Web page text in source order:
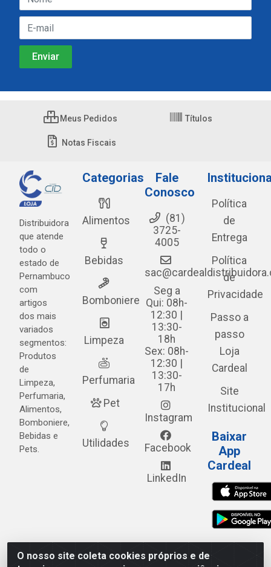
O nosso site coleta cookies próprios e de
Meus Pedidos Títulos
Notas Fiscais
Distribuidora
que atende
todo o
estado de
Pernambuco
com
artigos
dos mais
variados
segmentos:
Produtos
de
Limpeza,
Perfumaria,
Alimentos,
Bomboniere,
Bebidas e
Pets.
Categorias
Alimentos
Bebidas
Bomboniere
Limpeza
Perfumaria
Pet
Utilidades
Fale
Conosco
(81)
3725-
4005
Seg a
Qui: 08h-
12:30 |
13:30-
18h
Sex: 08h-
12:30 |
13:30-
17h
Instagram
Facebook
LinkedIn
Política
de
Entrega
Política
de
Privacidade
Passo a
passo
Loja
Cardeal
Site
Institucional
Baixar
App
Cardeal
Cardeal Distribuidora - Estrada Alto do Moura, 582 - Alto